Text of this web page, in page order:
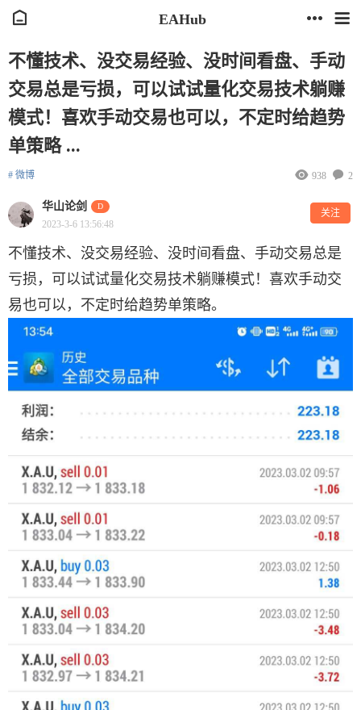
EAHub
不懂技术、没交易经验、没时间看盘、手动
交易总是亏损，可以试试量化交易技术躺赚
模式！喜欢手动交易也可以，不定时给趋势
单策略 ...
# 微博 2
938
华山论剑 D
2023-3-6 13:56:48
关注
不懂技术、没交易经验、没时间看盘、手动交易总是
亏损，可以试试量化交易技术躺赚模式！喜欢手动交
易也可以，不定时给趋势单策略。